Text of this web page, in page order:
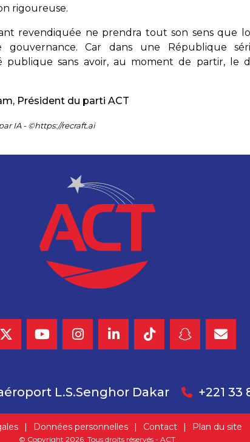
rigoureuse.
revendiquée ne prendra tout son sens que
gouvernance. Car dans une République
publique sans avoir, au moment de partir, le
Président du parti ACT
IA - ©https://recraft.ai
L.S.Senghor Dakar +221 33
Données personnelles Contact Plan du site
© Copyright 2026 . Tous droits réservés - ACT